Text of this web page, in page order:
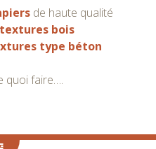
de haute qualité
textures bois
type béton
quoi faire….